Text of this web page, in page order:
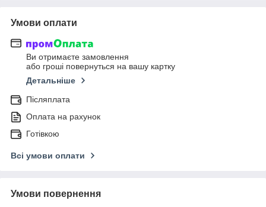
Умови оплати
Ви отримаєте замовлення
або гроші повернуться на вашу картку
Детальніше
Післяплата
Оплата на рахунок
Готівкою
Всі умови оплати
Умови повернення